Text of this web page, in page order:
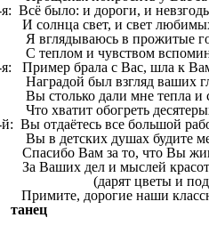
Всё было: и дороги, и
солнца свет, и свет
вглядываюсь в прожитые
теплом и чувством
Пример брала с Вас, шла к
был взгляд ваших
столько дали мне тепла и
хватит обогреть
Вы отдаётесь все большой
в детских душах будите
Вам за то, что Вы
Ваших дел и мыслей
цветы и
Примите, дорогие наши
танец